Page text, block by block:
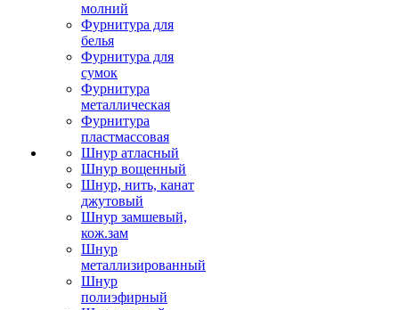
молний
Фурнитура для
белья
Фурнитура для
сумок
Фурнитура
металлическая
Фурнитура
пластмассовая
Шнур атласный
Шнур вощенный
Шнур, нить, канат
джутовый
Шнур замшевый,
кож.зам
Шнур
металлизированный
Шнур
полиэфирный